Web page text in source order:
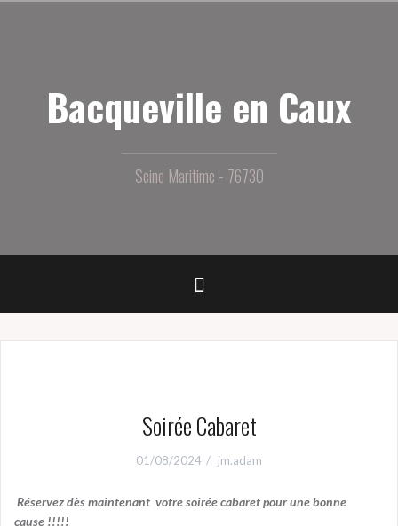
Bacqueville en Caux
Seine Maritime - 76730
Soirée Cabaret
01/08/2024 jm.adam
Réservez dès maintenant votre soirée cabaret pour une bonne
cause !!!!!